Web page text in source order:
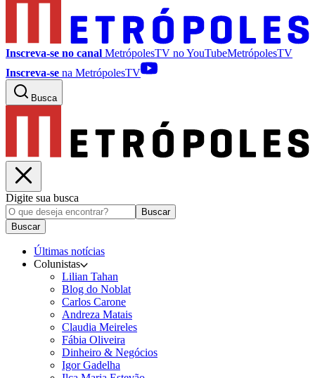
Inscreva-se no canal MetrópolesTV noYouTubeMetrópolesTV
Inscreva-se na MetrópolesTV
Busca
Digite sua busca
Buscar
Buscar
Últimas notícias
Colunistas
Lilian Tahan
Blog do Noblat
Carlos Carone
Andreza Matais
Claudia Meireles
Fábia Oliveira
Dinheiro & Negócios
Igor Gadelha